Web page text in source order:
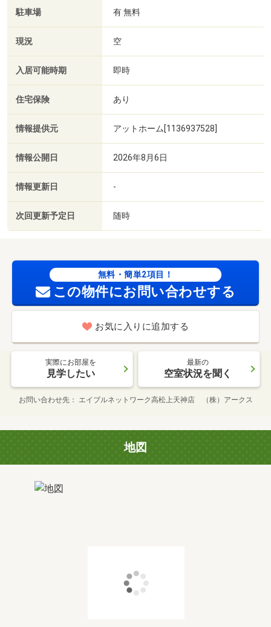
駐車場 有 無料
現況 空
入居可能時期 即時
住宅保険 あり
情報提供元 アットホーム[1136937528]
情報公開日 2026年8月6日
情報更新日 -
次回更新予定日 随時
無料・簡単2項目！
この物件にお問い合わせする
お気に入りに追加する
実際にお部屋を
見学したい
最新の
空室状況を聞く
お問い合わせ先 エイブルネットワーク高松上天神店 （株）アークス
地図